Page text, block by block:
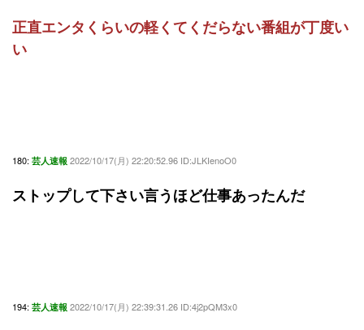
正直エンタくらいの軽くてくだらない番組が丁度い
い
180: 芸人速報 2022/10/17(月) 22:20:52.96 ID:JLKIenoO0
ストップして下さい言うほど仕事あったんだ
194: 芸人速報 2022/10/17(月) 22:39:31.26 ID:4j2pQM3x0